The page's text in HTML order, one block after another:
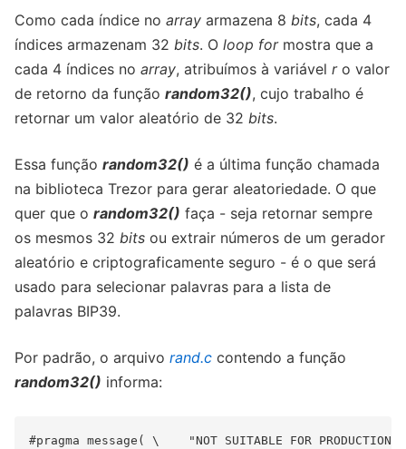
Como cada índice no array armazena 8 bits, cada 4
índices armazenam 32 bits. O loop formostra que a
cada 4 índices no array, atribuímos à variável ro valor
de retorno da função random32(), cujo trabalho é
retornar um valor aleatório de 32 bits.
Essa função random32() é a última função chamada
na biblioteca Trezor para gerar aleatoriedade. O que
quer que o random32() faça - seja retornar sempre
os mesmos 32 bits ou extrair números de um gerador
aleatório e criptograficamente seguro - é o que será
usado para selecionar palavras para a lista de
palavras BIP39.
Por padrão, o arquivo rand.c contendo a função
random32() informa:
#pragma message( \    "NOT SUITABLE FOR